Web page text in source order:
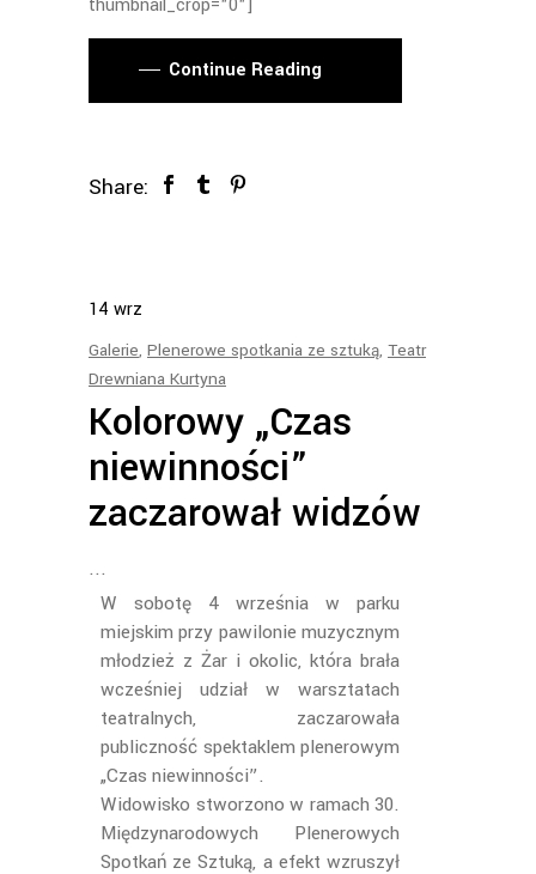
thumbnail_crop="0"]
Continue Reading
Share:
14 wrz
Galerie, Plenerowe spotkania ze sztuką, Teatr
Drewniana Kurtyna
Kolorowy „Czas
niewinności”
zaczarował widzów
W sobotę 4 września w parku
miejskim przy pawilonie muzycznym
młodzież z Żar i okolic, która brała
wcześniej udział w warsztatach
teatralnych, zaczarowała
publiczność spektaklem plenerowym
„Czas niewinności”.
Widowisko stworzono w ramach 30.
Międzynarodowych Plenerowych
Spotkań ze Sztuką, a efekt wzruszył